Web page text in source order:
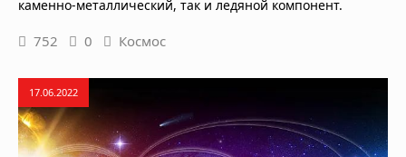
каменно-металлический, так и ледяной компонент.
752 0 Космос
17.06.2022